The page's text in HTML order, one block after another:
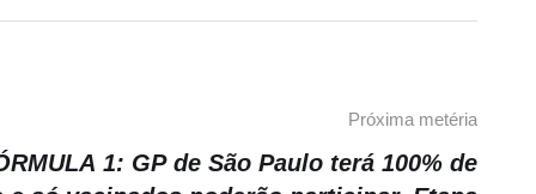
Próxima metéria
1: GP de São Paulo terá 100% de